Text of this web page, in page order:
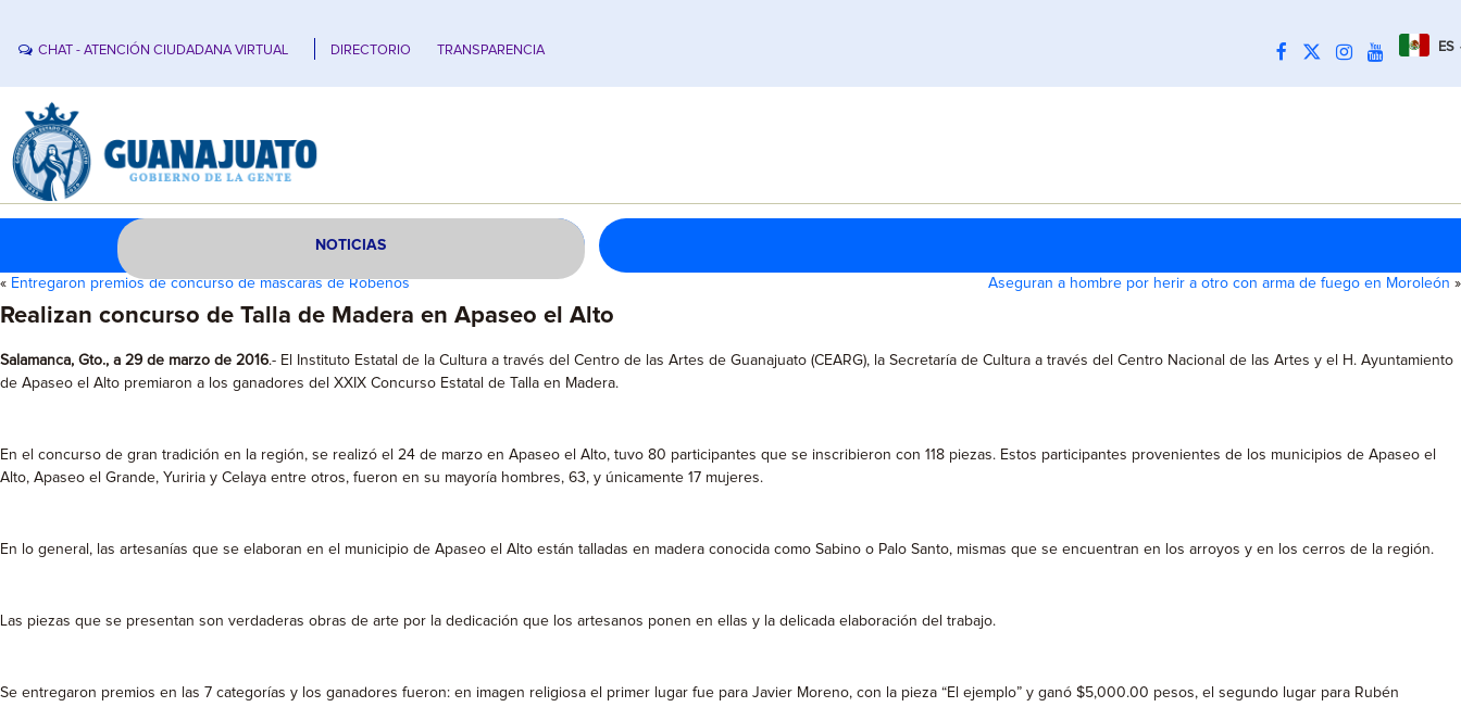
CHAT - ATENCIÓN CIUDADANA VIRTUAL DIRECTORIO TRANSPARENCIA ES
NOTICIAS
« Entregaron premios de concurso de máscaras de Robenos Aseguran a hombre por herir a otro con arma de fuego en Moroleón »
Realizan concurso de Talla de Madera en Apaseo el Alto
Salamanca, Gto., a 29 de marzo de 2016.- El Instituto Estatal de la Cultura a través del Centro de las Artes de Guanajuato (CEARG), la Secretaría de Cultura a través del Centro Nacional de las Artes y el H. Ayuntamiento
de Apaseo el Alto premiaron a los ganadores del XXIX Concurso Estatal de Talla en Madera.
En el concurso de gran tradición en la región, se realizó el 24 de marzo en Apaseo el Alto, tuvo 80 participantes que se inscribieron con 118 piezas. Estos participantes provenientes de los municipios de Apaseo el
Alto, Apaseo el Grande, Yuriria y Celaya entre otros, fueron en su mayoría hombres, 63, y únicamente 17 mujeres.
En lo general, las artesanías que se elaboran en el municipio de Apaseo el Alto están talladas en madera conocida como Sabino o Palo Santo, mismas que se encuentran en los arroyos y en los cerros de la región.
Las piezas que se presentan son verdaderas obras de arte por la dedicación que los artesanos ponen en ellas y la delicada elaboración del trabajo.
Se entregaron premios en las 7 categorías y los ganadores fueron: en imagen religiosa el primer lugar fue para Javier Moreno, con la pieza “El ejemplo” y ganó $5,000.00 pesos, el segundo lugar para Rubén